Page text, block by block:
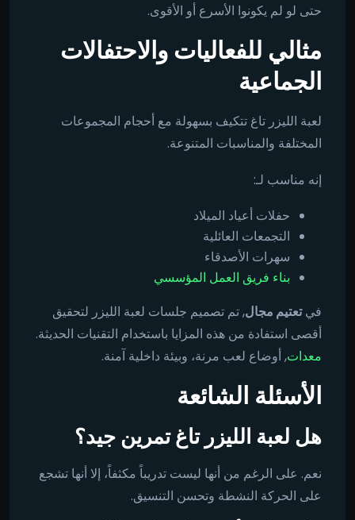
حتى لو لم يكونوا الأسرع أو الأقوى.
مثالي للفعاليات والاحتفالات
الجماعية
لعبة الليزر تاغ تتكيف بسهولة مع أحجام المجموعات
المختلفة والمناسبات المتنوعة.
إنه مناسب لـ:
حفلات أعياد الميلاد
التجمعات العائلية
سهرات الأصدقاء
بناء فريق العمل المؤسسي
فيتعتيم مجال, تم تصميم جلسات لعبة الليزر لتحقيق
أقصى استفادة من هذه المزايا باستخدام التقنيات الحديثة.
معدات, أوضاع لعب مرنة، وبيئة داخلية آمنة.
الأسئلة الشائعة
هل لعبة الليزر تاغ تمرين جيد؟
نعم. على الرغم من أنها ليست تدريباً مكثفاً، إلا أنها تشجع
على الحركة النشطة وتحسن التنسيق.